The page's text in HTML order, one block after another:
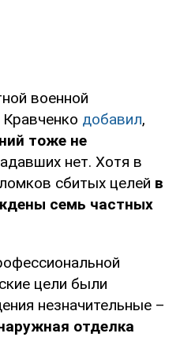
военной
добавил,
тоже не
нет. Хотя в
сбитых целей в
семь частных
цели были
незначительные –
отделка